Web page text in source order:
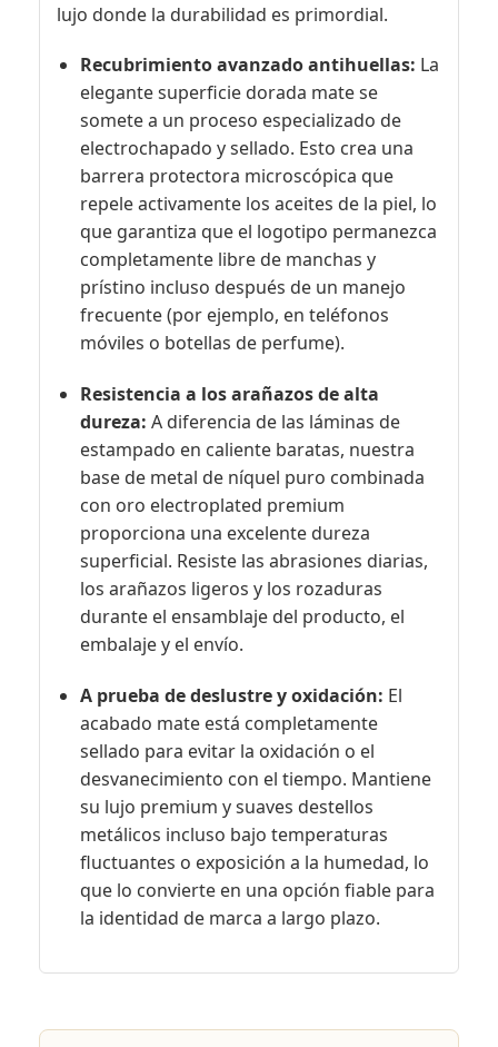
lujo donde la durabilidad es primordial.
Recubrimiento avanzado antihuellas: La
elegante superficie dorada mate se
somete a un proceso especializado de
electrochapado y sellado. Esto crea una
barrera protectora microscópica que
repele activamente los aceites de la piel, lo
que garantiza que el logotipo permanezca
completamente libre de manchas y
prístino incluso después de un manejo
frecuente (por ejemplo, en teléfonos
móviles o botellas de perfume).
Resistencia a los arañazos de alta
dureza: A diferencia de las láminas de
estampado en caliente baratas, nuestra
base de metal de níquel puro combinada
con oro electroplated premium
proporciona una excelente dureza
superficial. Resiste las abrasiones diarias,
los arañazos ligeros y los rozaduras
durante el ensamblaje del producto, el
embalaje y el envío.
A prueba de deslustre y oxidación: El
acabado mate está completamente
sellado para evitar la oxidación o el
desvanecimiento con el tiempo. Mantiene
su lujo premium y suaves destellos
metálicos incluso bajo temperaturas
fluctuantes o exposición a la humedad, lo
que lo convierte en una opción fiable para
la identidad de marca a largo plazo.